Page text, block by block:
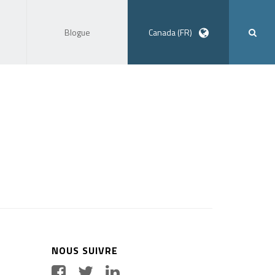
Blogue Canada (FR)
NOUS SUIVRE